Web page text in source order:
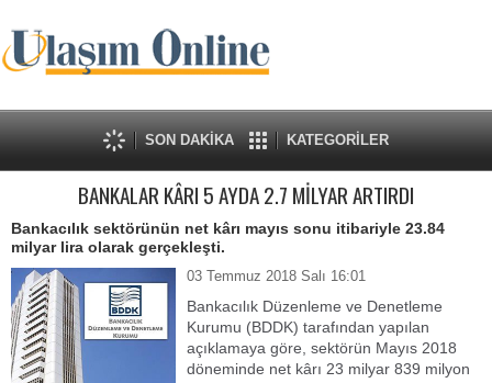
SON DAKİKA KATEGORİLER
BANKALAR KÂRI 5 AYDA 2.7 MİLYAR ARTIRDI
Bankacılık sektörünün net kârı mayıs sonu itibariyle 23.84
milyar lira olarak gerçekleşti.
03 Temmuz 2018 Salı 16:01
Bankacılık Düzenleme ve Denetleme
Kurumu (BDDK) tarafından yapılan
açıklamaya göre, sektörün Mayıs 2018
döneminde net kârı 23 milyar 839 milyon